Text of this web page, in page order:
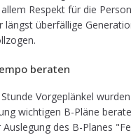
Respekt für die
längst über­fäl­lige
beraten
Vor­ge­plän­kel
wich­ti­gen B-Pläne
des B-Pla­nes